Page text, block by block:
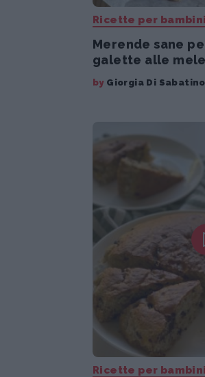
Ricette per bambini
Merende sane
galette alle mele
by Giorgia Di Sabatino
Ricette per bambini